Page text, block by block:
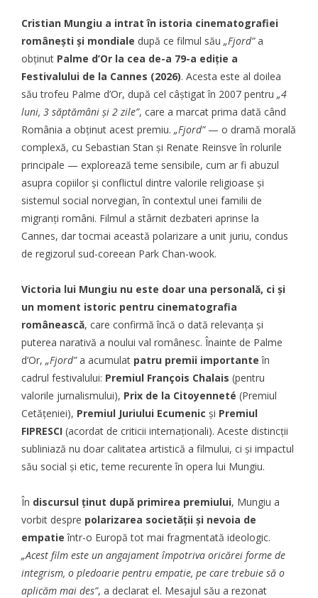
Cristian Mungiu a intrat în istoria cinematografiei
românești și mondiale după ce filmul său „Fjord”a
obținut Palme d’Or la cea de-a 79-a ediție a
Festivalului de la Cannes (2026). Acesta este al doilea
său trofeu Palme d’Or, după cel câștigat în 2007 pentru „4
luni, 3 săptămâni și 2 zile”, care a marcat prima dată când
România a obținut acest premiu. „Fjord”— o dramă morală
complexă, cu Sebastian Stan și Renate Reinsve în rolurile
principale — explorează teme sensibile, cum ar fi abuzul
asupra copiilor și conflictul dintre valorile religioase și
sistemul social norvegian, în contextul unei familii de
migranți români. Filmul a stârnit dezbateri aprinse la
Cannes, dar tocmai această polarizare a unit juriu, condus
de regizorul sud-coreean Park Chan-wook.
Victoria lui Mungiu nu este doar una personală, ci și
un moment istoric pentru cinematografia
românească, care confirmă încă o dată relevanța și
puterea narativă a noului val românesc. Înainte de Palme
d’Or, „Fjord”a acumulat patru premii importante în
cadrul festivalului: Premiul François Chalais (pentru
valorile jurnalismului), Prix de la Citoyenneté (Premiul
Cetățeniei), Premiul Juriului Ecumenic și Premiul
FIPRESCI (acordat de criticii internaționali). Aceste distincții
subliniază nu doar calitatea artistică a filmului, ci și impactul
său social și etic, teme recurente în opera lui Mungiu.
În discursul ținut după primirea premiului, Mungiu a
vorbit despre polarizarea societății și nevoia de
empatie într-o Europă tot mai fragmentată ideologic.
„Acest film este un angajament împotriva oricărei forme de
integrism, o pledoarie pentru empatie, pe care trebuie să o
aplicăm mai des”, a declarat el. Mesajul său a rezonat